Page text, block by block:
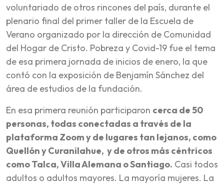
voluntariado de otros rincones del país, durante el
plenario final del primer taller de la Escuela de
Verano organizado por la dirección de Comunidad
del Hogar de Cristo. Pobreza y Covid-19 fue el tema
de esa primera jornada de inicios de enero, la que
contó con la exposición de Benjamín Sánchez del
área de estudios de la fundación.
En esa primera reunión participaron cerca de 50
personas, todas conectadas a través de la
plataforma Zoom y de lugares tan lejanos, como
Quellón y Curanilahue, y de otros más céntricos
como Talca, Villa Alemana o Santiago. Casi todos
adultos o adultos mayores. La mayoría mujeres. La